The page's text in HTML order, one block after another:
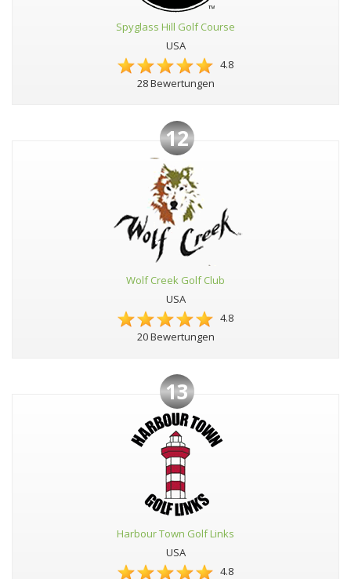
Spyglass Hill Golf Course
USA
4.8
28 Bewertungen
12
Wolf Creek Golf Club
USA
4.8
20 Bewertungen
13
Harbour Town Golf Links
USA
4.8